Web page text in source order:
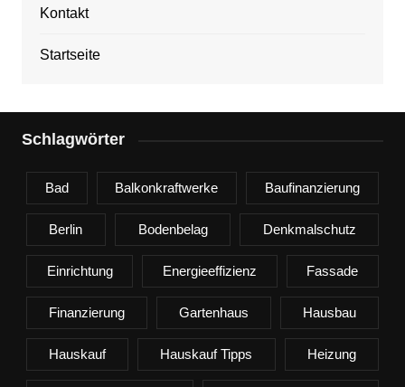
Kontakt
Startseite
Schlagwörter
Bad Balkonkraftwerke Baufinanzierung
Berlin Bodenbelag Denkmalschutz
Einrichtung Energieeffizienz Fassade
Finanzierung Gartenhaus Hausbau
Hauskauf Hauskauf Tipps Heizung